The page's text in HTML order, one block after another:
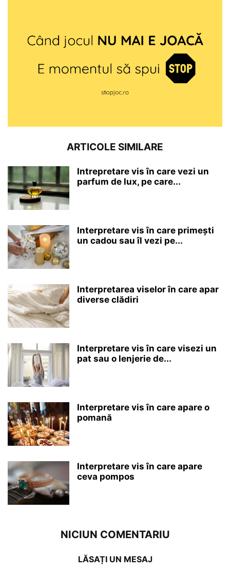
ARTICOLE SIMILARE
Intrepretare vis în care vezi un
parfum de lux, pe care...
Interpretare vis în care primești
un cadou sau îl vezi pe...
Interpretarea viselor în care apar
diverse clădiri
Interpretare vis în care visezi un
pat sau o lenjerie de...
Interpretare vis în care apare o
pomană
Interpretare vis în care apare
ceva pompos
NICIUN COMENTARIU
LĂSAȚI UN MESAJ